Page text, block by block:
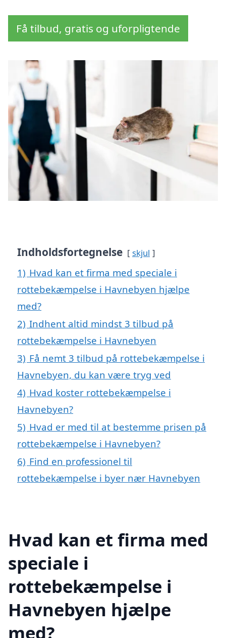
Få tilbud, gratis og uforpligtende
Indholdsfortegnelse skjul
1) Hvad kan et firma med speciale i
rottebekæmpelse i Havnebyen hjælpe
med?
2) Indhent altid mindst 3 tilbud på
rottebekæmpelse i Havnebyen
3) Få nemt 3 tilbud på rottebekæmpelse i
Havnebyen, du kan være tryg ved
4) Hvad koster rottebekæmpelse i
Havnebyen?
5) Hvad er med til at bestemme prisen på
rottebekæmpelse i Havnebyen?
6) Find en professionel til
rottebekæmpelse i byer nær Havnebyen
Hvad kan et firma med
speciale i
rottebekæmpelse i
Havnebyen hjælpe
med?